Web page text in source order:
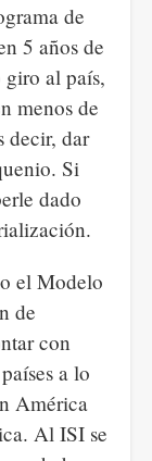
de
5 años de
al país,
menos de
decir, dar
Si
dado
el Modelo
de
con
a lo
América
Al ISI se